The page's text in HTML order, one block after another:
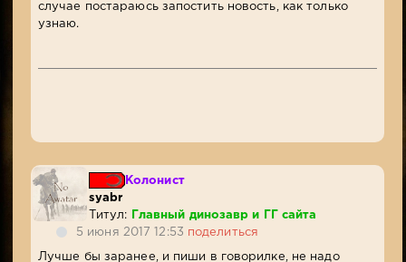
случае постараюсь запостить новость, как только
узнаю.
Колонист
syabr
Титул:
Главный динозавр и ГГ сайта
5 июня 2017 12:53
поделиться
Лучше бы заранее, и пиши в говорилке, не надо